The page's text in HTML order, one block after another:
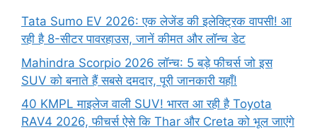
Tata Sumo EV 2026: एक लेजेंड की इलेक्ट्रिक वापसी! आ
रही है 8-सीटर पावरहाउस, जानें कीमत और लॉन्च डेट
Mahindra Scorpio 2026 लॉन्च: 5 बड़े फीचर्स जो इस
SUV को बनाते हैं सबसे दमदार, पूरी जानकारी यहाँ!
40 KMPL माइलेज वाली SUV! भारत आ रही है Toyota
RAV4 2026, फीचर्स ऐसे कि Thar और Creta को भूल जाएंगे